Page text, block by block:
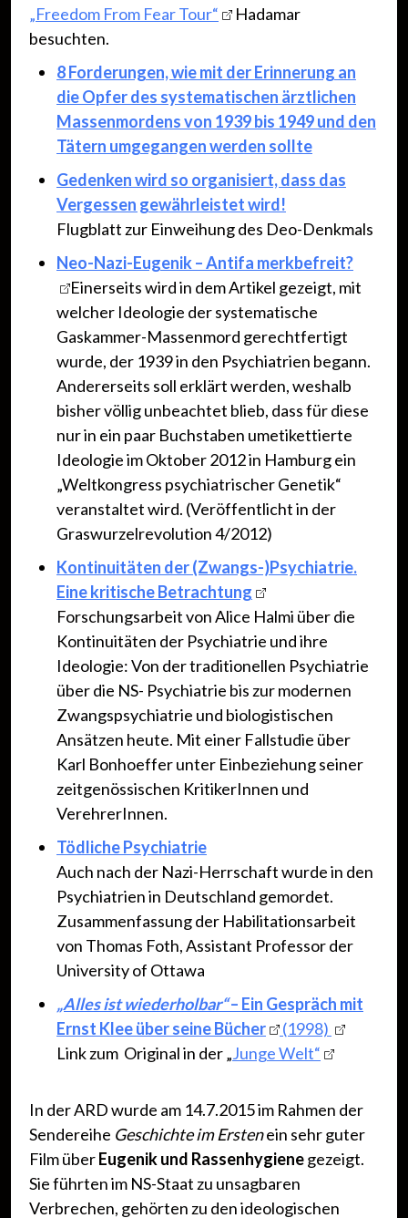
„Freedom From Fear Tour“
Hadamar
besuchten.
8 Forderungen, wie mit der Erinnerung an
die Opfer des systematischen ärztlichen
Massenmordens von 1939 bis 1949 und den
Tätern umgegangen werden sollte
Gedenken wird so organisiert, dass das
Vergessen gewährleistet wird!
Flugblatt zur Einweihung des Deo-Denkmals
Neo-Nazi-Eugenik – Antifa merkbefreit?
Einerseits wird in dem Artikel gezeigt, mit
welcher Ideologie der systematische
Gaskammer-Massenmord gerechtfertigt
wurde, der 1939 in den Psychiatrien begann.
Andererseits soll erklärt werden, weshalb
bisher völlig unbeachtet blieb, dass für diese
nur in ein paar Buchstaben umetikettierte
Ideologie im Oktober 2012 in Hamburg ein
„Weltkongress psychiatrischer Genetik“
veranstaltet wird. (Veröffentlicht in der
Graswurzelrevolution 4/2012)
Kontinuitäten der (Zwangs-)Psychiatrie.
Eine kritische Betrachtung
Forschungsarbeit von Alice Halmi über die
Kontinuitäten der Psychiatrie und ihre
Ideologie: Von der traditionellen Psychiatrie
über die NS- Psychiatrie bis zur modernen
Zwangspsychiatrie und biologistischen
Ansätzen heute. Mit einer Fallstudie über
Karl Bonhoeffer unter Einbeziehung seiner
zeitgenössischen KritikerInnen und
VerehrerInnen.
Tödliche Psychiatrie
Auch nach der Nazi-Herrschaft wurde in den
Psychiatrien in Deutschland gemordet.
Zusammenfassung der Habilitationsarbeit
von Thomas Foth, Assistant Professor der
University of Ottawa
„Alles ist wiederholbar“– Ein Gespräch mit
Ernst Klee über seine Bücher
(1998)
Link zum Original in der „Junge Welt“
In der ARD wurde am 14.7.2015 im Rahmen der
Sendereihe Geschichte im Erstenein sehr guter
Film überEugenik und Rassenhygienegezeigt.
Sie führten im NS-Staat zu unsagbaren
Verbrechen, gehörten zu den ideologischen